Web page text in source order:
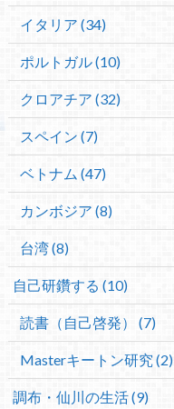
イタリア (34)
ポルトガル (10)
クロアチア (32)
スペイン (7)
ベトナム (47)
カンボジア (8)
台湾 (8)
自己研鑽する (10)
読書（自己啓発） (7)
Masterキートン研究 (2)
調布・仙川の生活 (9)